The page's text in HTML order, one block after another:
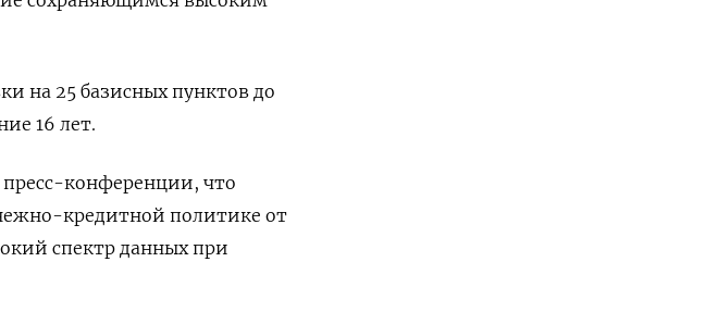
на 25 базисных пунктов до
16 лет.
пресс-конференции, что
кредитной политике от
спектр данных при